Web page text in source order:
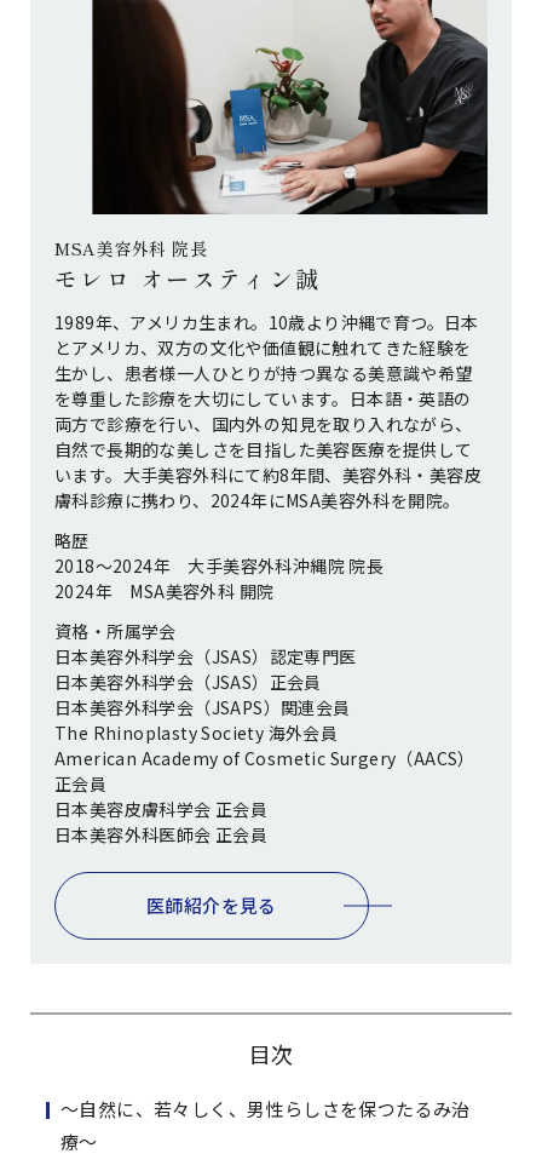
MSA美容外科 院長
モレロ オースティン誠
1989年、アメリカ生まれ。10歳より沖縄で育つ。日本
とアメリカ、双方の文化や価値観に触れてきた経験を
生かし、患者様一人ひとりが持つ異なる美意識や希望
を尊重した診療を大切にしています。日本語・英語の
両方で診療を行い、国内外の知見を取り入れながら、
自然で長期的な美しさを目指した美容医療を提供して
います。大手美容外科にて約8年間、美容外科・美容皮
膚科診療に携わり、2024年にMSA美容外科を開院。
略歴
2018〜2024年 大手美容外科沖縄院 院長
2024年 MSA美容外科 開院
資格・所属学会
日本美容外科学会（JSAS）認定専門医
日本美容外科学会（JSAS）正会員
日本美容外科学会（JSAPS）関連会員
The Rhinoplasty Society 海外会員
American Academy of Cosmetic Surgery（AACS）
正会員
日本美容皮膚科学会 正会員
日本美容外科医師会 正会員
医師紹介を見る
目次
〜自然に、若々しく、男性らしさを保つたるみ治
療〜